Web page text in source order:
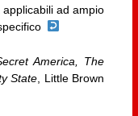
ad ampio
America, The
State, Little Brown